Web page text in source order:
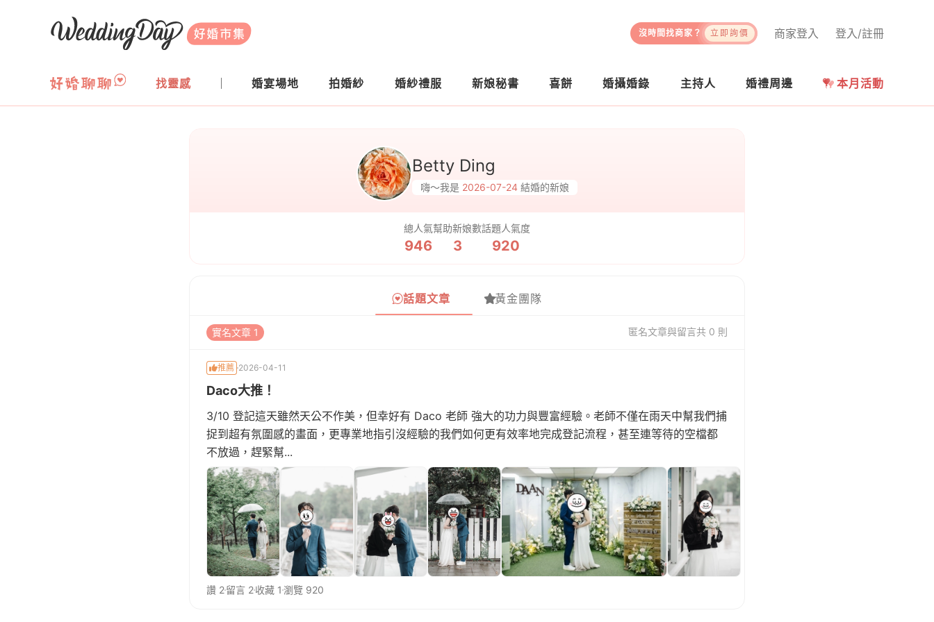
WeddingDay 好婚市集
登入/註冊
商家登入
沒時間找商家？ 立即詢價
找靈感 婚宴場地 拍婚紗 婚紗禮服 新娘秘書 喜餅 婚攝婚錄 主持人 婚禮周邊 本月活動
Betty Ding
嗨～我是 2026-07-24 結婚的新娘
總人氣
946
幫助新娘數
3
話題人氣度
920
話題文章 黃金團隊
實名文章 1 匿名文章與留言共 0 則
推薦 2026-04-11
Daco大推！
3/10 登記這天雖然天公不作美，但幸好有 Daco 老師 強大的功力與豐富經驗。老師不僅在雨天中幫我們捕
捉到超有氛圍感的畫面，更專業地指引沒經驗的我們如何更有效率地完成登記流程，甚至連等待的空檔都
不放過，趕緊幫...
讚 2留言 2收藏 1 瀏覽 920